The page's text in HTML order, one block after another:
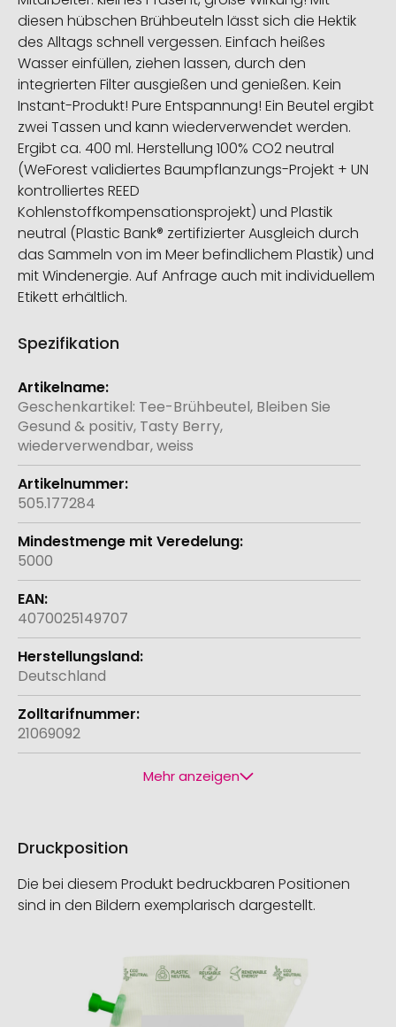
diesen hübschen Brühbeuteln lässt sich die Hektik
des Alltags schnell vergessen. Einfach heißes
Wasser einfüllen, ziehen lassen, durch den
integrierten Filter ausgießen und genießen. Kein
Instant-Produkt! Pure Entspannung! Ein Beutel ergibt
zwei Tassen und kann wiederverwendet werden.
Ergibt ca. 400 ml. Herstellung 100% CO2 neutral
(WeForest validiertes Baumpflanzungs-Projekt + UN
kontrolliertes REED
Kohlenstoffkompensationsprojekt) und Plastik
neutral (Plastic Bank® zertifizierter Ausgleich durch
das Sammeln von im Meer befindlichem Plastik) und
mit Windenergie. Auf Anfrage auch mit individuellem
Etikett erhältlich.
Spezifikation
Weitere
Informationen
Geschenkartikel: Tee-Brühbeutel, Bleiben Sie
Gesund & positiv, Tasty Berry,
wiederverwendbar, weiss
505.177284
5000
4070025149707
Deutschland
21069092
Mehr anzeigen
Druckposition
Die bei diesem Produkt bedruckbaren Positionen
sind in den Bildern exemplarisch dargestellt.